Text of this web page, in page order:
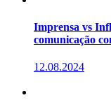
Imprensa vs
comunicação
12.08.2024